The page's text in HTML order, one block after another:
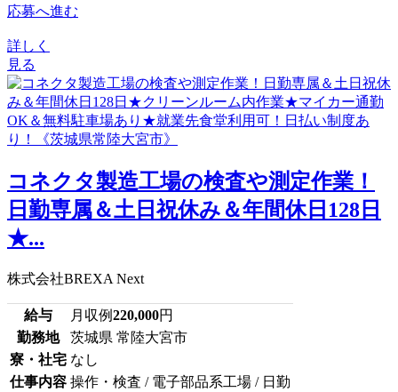
応募へ進む
詳しく
見る
コネクタ製造工場の検査や測定作業！
日勤専属＆土日祝休み＆年間休日128日
★...
株式会社BREXA Next
給与 月収例220,000円
勤務地
茨城県 常陸大宮市
寮・社宅 なし
仕事内容 操作・検査 / 電子部品系工場 / 日勤